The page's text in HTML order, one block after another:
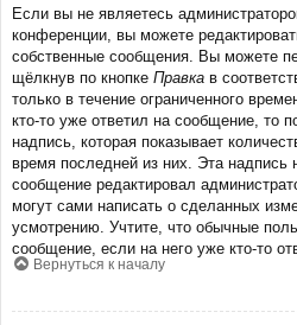
Если вы не являетесь
конференции, вы можете
собственные сообщения. Вы можете
щёлкнув по кнопке Правка в
только в течение ограниченного
кто-то уже ответил на сообщение, то
надпись, которая показывает
время последней из них. Эта надпись
сообщение редактировал
могут сами написать о сделанных
усмотрению. Учтите, что обычные
сообщение, если на него уже кто-то
Вернуться к началу